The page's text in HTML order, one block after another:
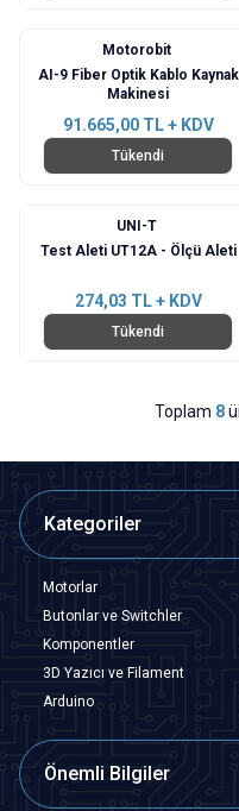
Motorobit
AI-9 Fiber Optik Kablo Kaynak
Makinesi
91.665,00TL + KDV
Tükendi
UNI-T
Test Aleti UT12A - Ölçü Aleti
274,03 TL + KDV
Tükendi
Toplam 8
Kategoriler
Motorlar
Butonlar ve Switchler
Komponentler
3D Yazıcı ve Filament
Arduino
Önemli Bilgiler